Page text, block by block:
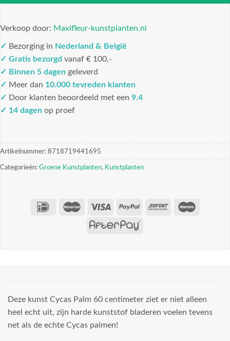
Verkoop door: Maxifleur-kunstplanten.nl
✓ Bezorging in Nederland & België
✓ Gratis bezorgd vanaf € 100,-
✓ Binnen 5 dagen geleverd
✓ Meer dan 10.000 tevreden klanten
✓ Door klanten beoordeeld met een 9.4
✓ 14 dagen op proef
Artikelnummer: 8718719441695
Categorieën: Groene Kunstplanten, Kunstplanten
Deze kunst Cycas Palm 60 centimeter ziet er niet alleen
heel echt uit, zijn harde kunststof bladeren voelen tevens
net als de echte Cycas palmen!